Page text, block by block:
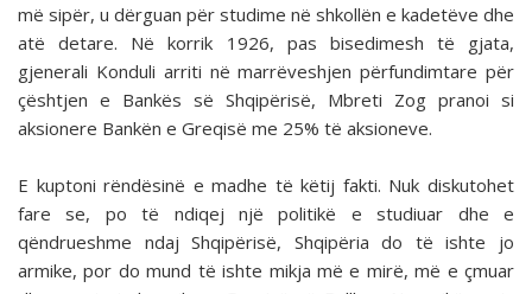
më sipër, u dërguan për studime në shkollën e kadetëve dhe
atë detare. Në korrik 1926, pas bisedimesh të gjata,
gjenerali Konduli arriti në marrëveshjen përfundimtare për
çështjen e Bankës së Shqipërisë, Mbreti Zog pranoi si
aksionere Bankën e Greqisë me 25% të aksioneve.
E kuptoni rëndësinë e madhe të këtij fakti. Nuk diskutohet
fare se, po të ndiqej një politikë e studiuar dhe e
qëndrueshme ndaj Shqipërisë, Shqipëria do të ishte jo
armike, por do mund të ishte mikja më e mirë, më e çmuar